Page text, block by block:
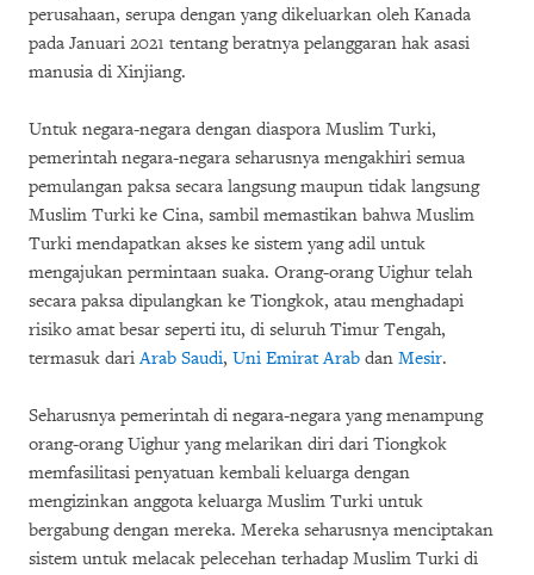
perusahaan, serupa dengan yang dikeluarkan oleh Kanada
pada Januari 2021 tentang beratnya pelanggaran hak asasi
manusia di Xinjiang.
Untuk negara-negara dengan diaspora Muslim Turki,
pemerintah negara-negara seharusnya mengakhiri semua
pemulangan paksa secara langsung maupun tidak langsung
Muslim Turki ke Cina, sambil memastikan bahwa Muslim
Turki mendapatkan akses ke sistem yang adil untuk
mengajukan permintaan suaka. Orang-orang Uighur telah
secara paksa dipulangkan ke Tiongkok, atau menghadapi
risiko amat besar seperti itu, di seluruh Timur Tengah,
termasuk dariArab Saudi, Uni Emirat Arab dan Mesir.
Seharusnya pemerintah di negara-negara yang menampung
orang-orang Uighur yang melarikan diri dari Tiongkok
memfasilitasi penyatuan kembali keluarga dengan
mengizinkan anggota keluarga Muslim Turki untuk
bergabung dengan mereka. Mereka seharusnya menciptakan
sistem untuk melacak pelecehan terhadap Muslim Turki di